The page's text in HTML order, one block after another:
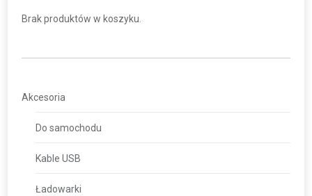
Brak produktów w koszyku.
Akcesoria
Do samochodu
Kable USB
Ładowarki